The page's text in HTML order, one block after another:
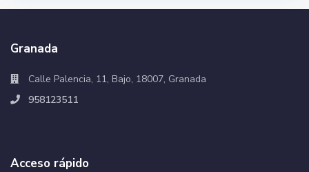
Granada
Calle Palencia, 11, Bajo, 18007, Granada
958123511
Acceso rápido